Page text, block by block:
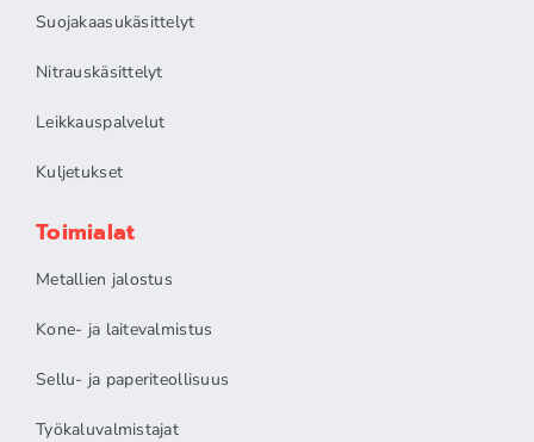
Suojakaasukäsittelyt
Nitrauskäsittelyt
Leikkauspalvelut
Kuljetukset
Toimialat
Metallien jalostus
Kone- ja laitevalmistus
Sellu- ja paperiteollisuus
Työkaluvalmistajat